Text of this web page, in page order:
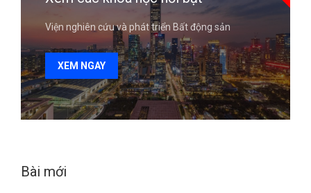
Viện nghiên cứu và phát triển Bất động sản
XEM NGAY
Bài mới